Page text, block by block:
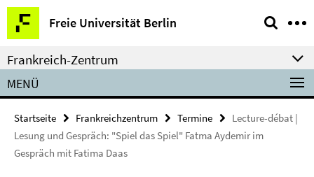
Springe
direkt
zu
Inhalt
Freie Universität Berlin
Service-
Navigation
Frankreich-Zentrum
MENÜ
Startseite Frankreichzentrum Termine
Lecture-débat |
Lesung und Gespräch: "Spiel das Spiel" Fatma Aydemir im
Gespräch mit Fatima Daas